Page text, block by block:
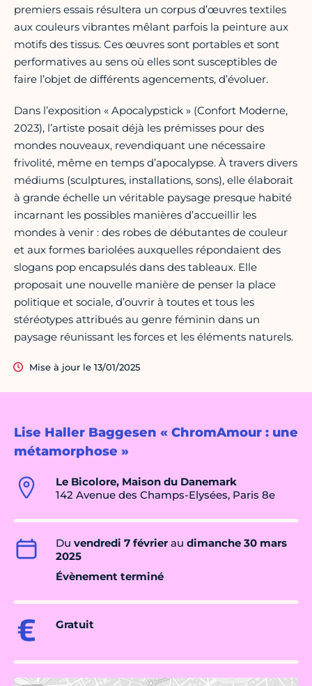
Lise Haller Baggesen « ChromAmour : une
métamorphose »
Le Bicolore, Maison du Danemark
142 Avenue des Champs-Elysées, Paris 8e
Du vendredi 7 févrierau dimanche 30 mars
2025
Évènement terminé
Gratuit
premiers essais résultera un corpus d’œuvres textiles
aux couleurs vibrantes mêlant parfois la peinture aux
motifs des tissus. Ces œuvres sont portables et sont
performatives au sens où elles sont susceptibles de
faire l’objet de différents agencements, d’évoluer.
Dans l’exposition « Apocalypstick » (Confort Moderne,
2023), l’artiste posait déjà les prémisses pour des
mondes nouveaux, revendiquant une nécessaire
frivolité, même en temps d’apocalypse. À travers divers
médiums (sculptures, installations, sons), elle élaborait
à grande échelle un véritable paysage presque habité
incarnant les possibles manières d’accueillir les
mondes à venir : des robes de débutantes de couleur
et aux formes bariolées auxquelles répondaient des
slogans pop encapsulés dans des tableaux. Elle
proposait une nouvelle manière de penser la place
politique et sociale, d’ouvrir à toutes et tous les
stéréotypes attribués au genre féminin dans un
paysage réunissant les forces et les éléments naturels.
Mise à jour le 13/01/2025